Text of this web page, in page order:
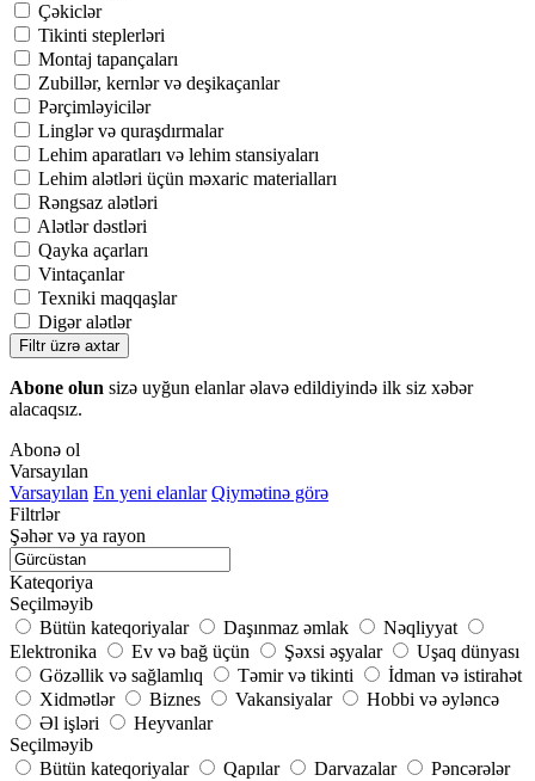
Çəkiclər
Tikinti steplerləri
Montaj tapançaları
Zubillər, kernlər və deşikaçanlar
Pərçimləyicilər
Linglər və quraşdırmalar
Lehim aparatları və lehim stansiyaları
Lehim alətləri üçün məxaric materialları
Rəngsaz alətləri
Alətlər dəstləri
Qayka açarları
Vintaçanlar
Texniki maqqaşlar
Digər alətlər
Filtr üzrə axtar
Abone olun sizə uyğun elanlar əlavə edildiyində ilk siz xəbər
alacaqsız.
Abonə ol
Varsayılan
Varsayılan En yeni elanlar Qiymətinə görə
Filtrlər
Şəhər və ya rayon
Kateqoriya
Seçilməyib
Bütün kateqoriyalar
Daşınmaz əmlak
Nəqliyyat
Elektronika
Ev və bağ üçün Şəxsi əşyalar
Uşaq dünyası
Gözəllik və sağlamlıq
Təmir və tikinti
İdman və istirahət
Xidmətlər
Biznes Vakansiyalar
Hobbi və əyləncə
Əl işləri
Heyvanlar
Seçilməyib
Bütün kateqoriyalar
Qapılar Darvazalar
Pəncərələr